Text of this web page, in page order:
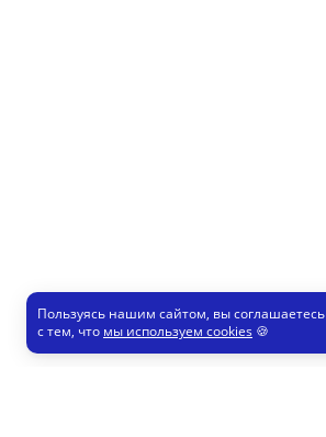
Пользуясь нашим сайтом, вы соглашаетесь
с тем, что мы используем cookies 🍪